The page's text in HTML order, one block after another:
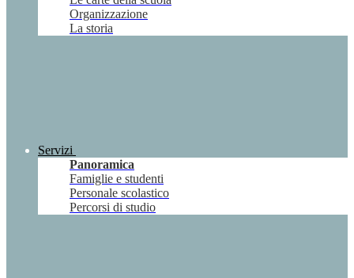
Organizzazione
La storia
Servizi
Panoramica
Famiglie e studenti
Personale scolastico
Percorsi di studio